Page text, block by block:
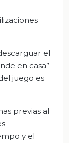
el
en casa”
juego es
previas al
y el